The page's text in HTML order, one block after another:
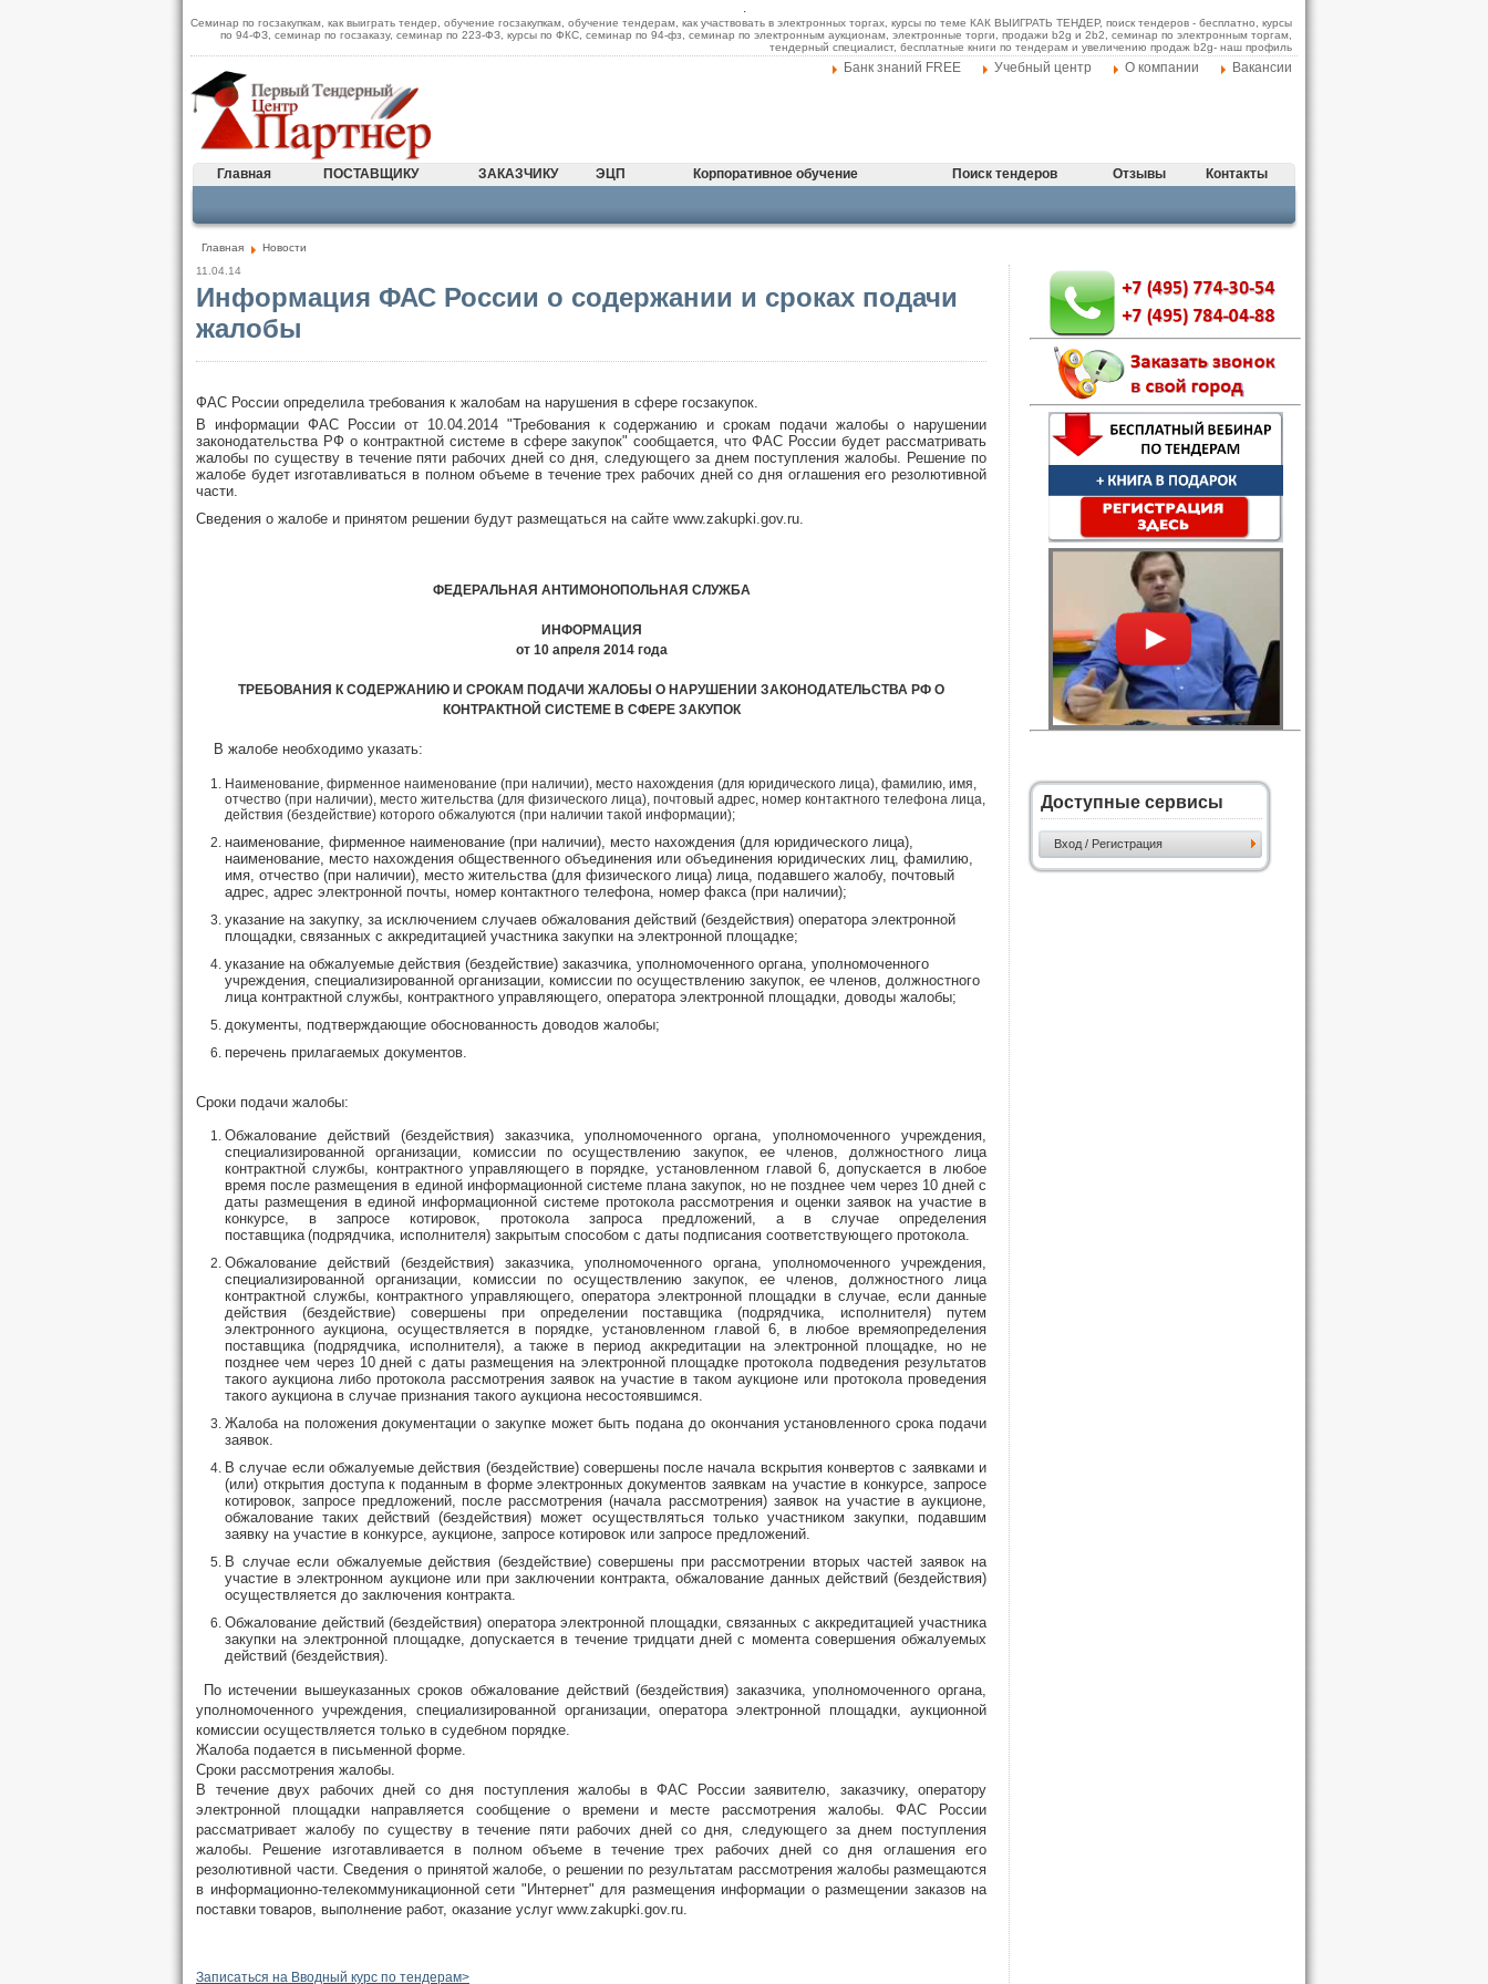
.
Семинар по госзакупкам, как выиграть тендер, обучение госзакупкам, обучение тендерам, как участвовать в электронных торгах, курсы по теме КАК ВЫИГРАТЬ ТЕНДЕР, поиск тендеров - бесплатно, курсы
по 94-ФЗ, семинар по госзаказу, семинар по 223-ФЗ, курсы по ФКС, семинар по 94-фз, семинар по электронным аукционам, электронные торги, продажи b2g и 2b2, семинар по электронным торгам,
тендерный специалист, бесплатные книги по тендерам и увеличению продаж b2g- наш профиль
Банк знаний FREE Учебный центр О компании Вакансии
Главная ПОСТАВЩИКУ ЗАКАЗЧИКУ ЭЦП Корпоративное обучение Поиск тендеров Отзывы Контакты
Главная
Новости
11.04.14
Информация ФАС России о содержании и сроках подачи
жалобы
ФАС России определила требования к жалобам на нарушения в сфере госзакупок.
В информации ФАС России от 10.04.2014 "Требования к содержанию и срокам подачи жалобы о нарушении
законодательства РФ о контрактной системе в сфере закупок" сообщается, что ФАС России будет рассматривать
жалобы по существу в течение пяти рабочих дней со дня, следующего за днем поступления жалобы. Решение по
жалобе будет изготавливаться в полном объеме в течение трех рабочих дней со дня оглашения его резолютивной
части.
Сведения о жалобе и принятом решении будут размещаться на сайте www.zakupki.gov.ru.
ФЕДЕРАЛЬНАЯ АНТИМОНОПОЛЬНАЯ СЛУЖБА
ИНФОРМАЦИЯ
от 10 апреля 2014 года
ТРЕБОВАНИЯ К СОДЕРЖАНИЮ И СРОКАМ ПОДАЧИ ЖАЛОБЫ О НАРУШЕНИИ ЗАКОНОДАТЕЛЬСТВА РФ О
КОНТРАКТНОЙ СИСТЕМЕ В СФЕРЕ ЗАКУПОК
В жалобе необходимо указать:
Наименование, фирменное наименование (при наличии), место нахождения (для юридического лица), фамилию, имя,
отчество (при наличии), место жительства (для физического лица), почтовый адрес, номер контактного телефона лица,
действия (бездействие) которого обжалуются (при наличии такой информации);
наименование, фирменное наименование (при наличии), место нахождения (для юридического лица),
наименование, место нахождения общественного объединения или объединения юридических лиц, фамилию,
имя, отчество (при наличии), место жительства (для физического лица) лица, подавшего жалобу, почтовый
адрес, адрес электронной почты, номер контактного телефона, номер факса (при наличии);
указание на закупку, за исключением случаев обжалования действий (бездействия) оператора электронной
площадки, связанных с аккредитацией участника закупки на электронной площадке;
указание на обжалуемые действия (бездействие) заказчика, уполномоченного органа, уполномоченного
учреждения, специализированной организации, комиссии по осуществлению закупок, ее членов, должностного
лица контрактной службы, контрактного управляющего, оператора электронной площадки, доводы жалобы;
документы, подтверждающие обоснованность доводов жалобы;
перечень прилагаемых документов.
Сроки подачи жалобы:
Обжалование действий (бездействия) заказчика, уполномоченного органа, уполномоченного учреждения,
специализированной организации, комиссии по
осуществлению закупок, ее членов, должностного лица
контрактной службы, контрактного управляющего в порядке, установленном главой 6, допускается в любое
время после размещения в единой информационной системе плана закупок, но не позднее чем через 10 дней с
даты размещения в единой информационной системе протокола рассмотрения и оценки заявок на участие в
конкурсе, в запросе котировок, протокола запроса предложений, а в случае определения
поставщика (подрядчика, исполнителя) закрытым способом с даты подписания соответствующего протокола.
Обжалование действий (бездействия) заказчика, уполномоченного органа, уполномоченного учреждения,
специализированной организации, комиссии по осуществлению закупок, ее членов, должностного лица
контрактной службы, контрактного управляющего, оператора электронной площадки в случае, если данные
действия (бездействие) совершены при определении поставщика (подрядчика, исполнителя) путем
электронного аукциона, осуществляется в порядке, установленном главой 6, в любое времяопределения
поставщика (подрядчика, исполнителя), а также в период аккредитации на электронной площадке, но не
позднее чем через 10 дней с даты размещения на электронной площадке протокола подведения результатов
такого аукциона либо протокола рассмотрения заявок на участие в таком аукционе или протокола проведения
такого аукциона в случае признания такого аукциона несостоявшимся.
Жалоба на положения документации о закупке может быть подана до окончания установленного срока подачи
заявок.
В случае если обжалуемые действия (бездействие) совершены после начала вскрытия конвертов с заявками и
(или) открытия доступа к поданным в форме электронных документов заявкам на участие в конкурсе, запросе
котировок, запросе предложений, после рассмотрения (начала рассмотрения) заявок на участие в аукционе,
обжалование таких действий (бездействия) может осуществляться только участником закупки, подавшим
заявку на участие в конкурсе, аукционе, запросе котировок или запросе предложений.
В случае если обжалуемые действия (бездействие) совершены при рассмотрении вторых частей заявок на
участие в электронном аукционе или при заключении контракта, обжалование данных действий (бездействия)
осуществляется до заключения контракта.
Обжалование действий (бездействия) оператора электронной площадки, связанных с аккредитацией участника
закупки на электронной площадке, допускается в течение тридцати дней с момента совершения обжалуемых
действий (бездействия).
По истечении вышеуказанных сроков обжалование действий (бездействия) заказчика, уполномоченного органа,
уполномоченного учреждения, специализированной организации, оператора электронной площадки, аукционной
комиссии осуществляется только в судебном порядке.
Жалоба подается в письменной форме.
Сроки рассмотрения жалобы.
В течение двух рабочих дней со дня поступления жалобы в ФАС России заявителю, заказчику, оператору
электронной площадки направляется сообщение о времени и месте рассмотрения жалобы. ФАС России
рассматривает жалобу по существу в течение пяти рабочих дней со дня, следующего за днем поступления
жалобы. Решение изготавливается в полном объеме в течение трех рабочих дней со дня оглашения его
резолютивной части. Сведения о принятой жалобе, о решении по результатам рассмотрения жалобы размещаются
в информационно-телекоммуникационной сети "Интернет" для размещения информации о размещении заказов на
поставки товаров, выполнение работ, оказание услуг www.zakupki.gov.ru.
Записаться на Вводный курс по тендерам>
Доступные сервисы
Вход / Регистрация